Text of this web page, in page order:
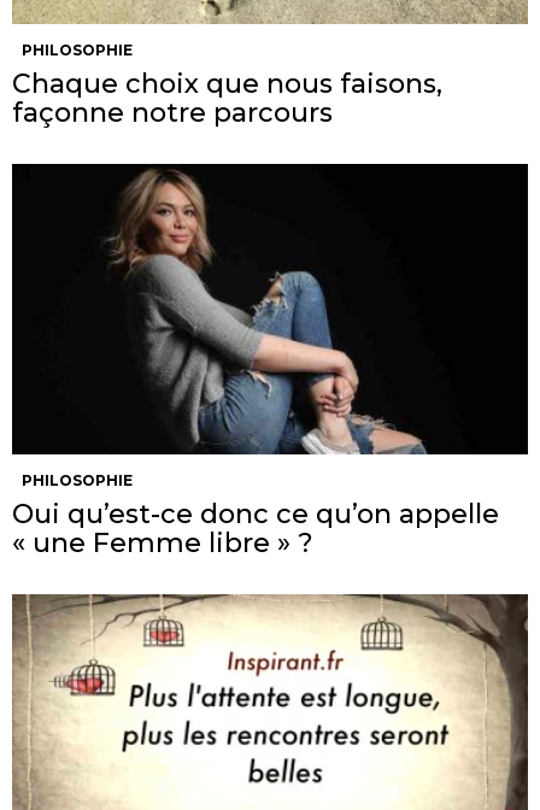
PHILOSOPHIE
Chaque choix que nous faisons,
façonne notre parcours
PHILOSOPHIE
Oui qu’est-ce donc ce qu’on appelle
« une Femme libre » ?